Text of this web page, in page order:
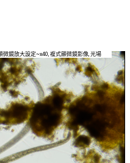
微鏡放大設定~x40, 複式顯微鏡影像, 光場